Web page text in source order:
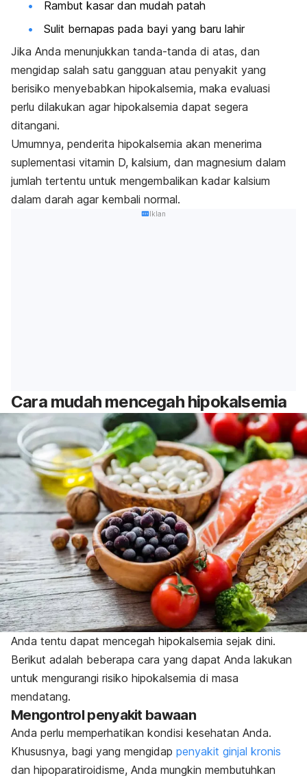
Rambut kasar dan mudah patah
Sulit bernapas pada bayi yang baru lahir
Jika Anda menunjukkan tanda-tanda di atas, dan
mengidap salah satu gangguan atau penyakit yang
berisiko menyebabkan hipokalsemia, maka evaluasi
perlu dilakukan agar hipokalsemia dapat segera
ditangani.
Umumnya, penderita hipokalsemia akan menerima
suplementasi vitamin D, kalsium, dan magnesium dalam
jumlah tertentu untuk mengembalikan kadar kalsium
dalam darah agar kembali normal.
Iklan
Cara mudah mencegah hipokalsemia
Anda tentu dapat mencegah hipokalsemia sejak dini.
Berikut adalah beberapa cara yang dapat Anda lakukan
untuk mengurangi risiko hipokalsemia di masa
mendatang.
Mengontrol penyakit bawaan
Anda perlu memperhatikan kondisi kesehatan Anda.
Khususnya, bagi yang mengidap penyakit ginjal kronis
dan hipoparatiroidisme, Anda mungkin membutuhkan